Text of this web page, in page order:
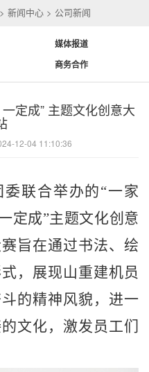
> 新闻中心 > 公司新闻
媒体报道
商务合作
定成” 主题文化创意大
12-04 11:10:36
联合举办的“一家
定成”主题文化创意
旨在通过书法、绘
，展现山重建机员
的精神风貌，进一
文化，激发员工们